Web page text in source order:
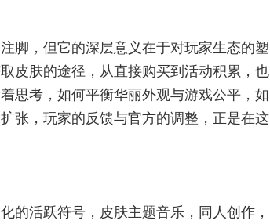
脚，但它的深层意义在于对玩家生态的塑
皮肤的途径，从直接购买到活动积累，也
思考，如何平衡华丽外观与游戏公平，如
张，玩家的反馈与官方的调整，正是在这
的活跃符号，皮肤主题音乐，同人创作，